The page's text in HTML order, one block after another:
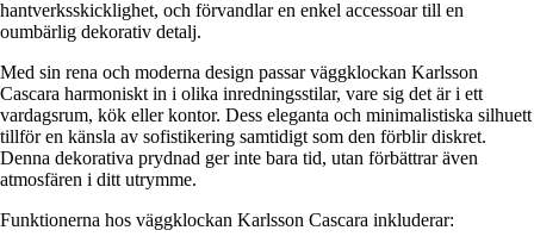
hantverksskicklighet, och förvandlar en enkel accessoar till en
oumbärlig dekorativ detalj.
Med sin rena och moderna design passar väggklockan Karlsson
Cascara harmoniskt in i olika inredningsstilar, vare sig det är i ett
vardagsrum, kök eller kontor. Dess eleganta och minimalistiska silhuett
tillför en känsla av sofistikering samtidigt som den förblir diskret.
Denna dekorativa prydnad ger inte bara tid, utan förbättrar även
atmosfären i ditt utrymme.
Funktionerna hos väggklockan Karlsson Cascara inkluderar: